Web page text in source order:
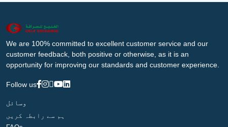
We are 100% committed to excellent customer service and our
customer feedback, both positive or otherwise, as it is an
opportunity for improving our standards and customer experience.
Follow us
وسائل
ہم سے رابطہ کریں